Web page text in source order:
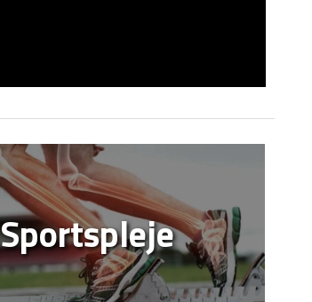
Sportspleje